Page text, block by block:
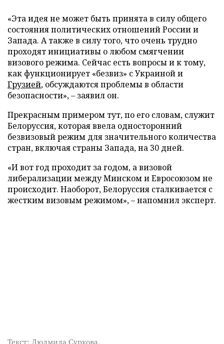
«Эта идея не может быть принята в силу общего
состояния политических отношений России и
Запада. А также в силу того, что очень трудно
проходят инициативы о любом смягчении
визового режима. Сейчас есть вопросы и к тому,
как функционирует «безвиз» с Украиной и
Грузией, обсуждаются проблемы в области
безопасности», – заявил он.
Прекрасным примером тут, по его словам, служит
Белоруссия, которая ввела односторонний
безвизовый режим для значительного количества
стран, включая страны Запада, на 30 дней.
«И вот год проходит за годом, а визовой
либерализации между Минском и Евросоюзом не
происходит. Наоборот, Белоруссия сталкивается с
жестким визовым режимом», – напомнил эксперт.
Текст: Людмила Суркова,